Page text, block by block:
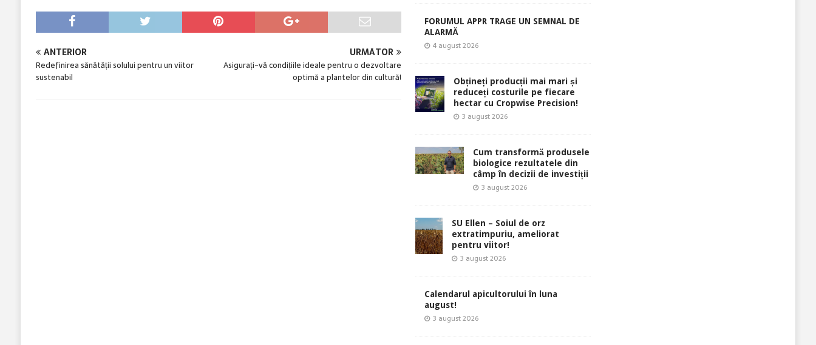
ANTERIOR
Redefinirea sănătății solului pentru un viitor
sustenabil
URMĂTOR
Asigurați-vă condițiile ideale pentru o dezvoltare
optimă a plantelor din cultură!
FORUMUL APPR TRAGE UN SEMNAL DE
ALARMĂ
4 august 2026
Obțineți producții mai mari și
reduceți costurile pe fiecare
hectar cu Cropwise Precision!
3 august 2026
Cum transformă produsele
biologice rezultatele din
câmp în decizii de investiții
3 august 2026
SU Ellen – Soiul de orz
extratimpuriu, ameliorat
pentru viitor!
3 august 2026
Calendarul apicultorului în luna
august!
3 august 2026